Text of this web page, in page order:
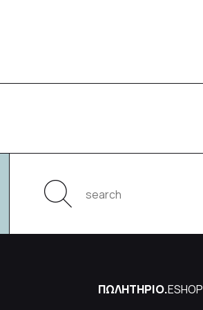
ΠΩΛΗΤΗΡΙΟ.ESHOP